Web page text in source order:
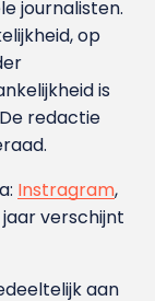
journalisten.
op
is
redactie
Instragram,
verschijnt
aan